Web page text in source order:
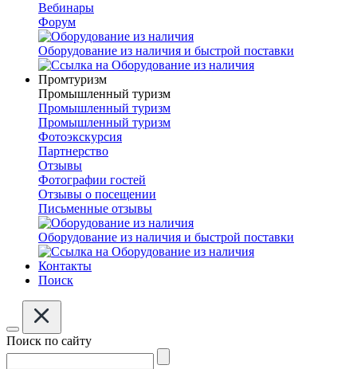
Вебинары
Форум
Оборудование из наличия и быстрой поставки
Промтуризм
Промышленный туризм
Промышленный туризм
Промышленный туризм
Фотоэкскурсия
Партнерство
Отзывы
Фотографии гостей
Отзывы о посещении
Письменные отзывы
Оборудование из наличия и быстрой поставки
Контакты
Поиск
Поиск по сайту